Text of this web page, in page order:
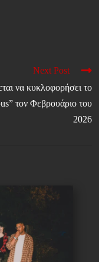
Next Post
να κυκλοφορήσει το
τον Φεβρουάριο του
2026